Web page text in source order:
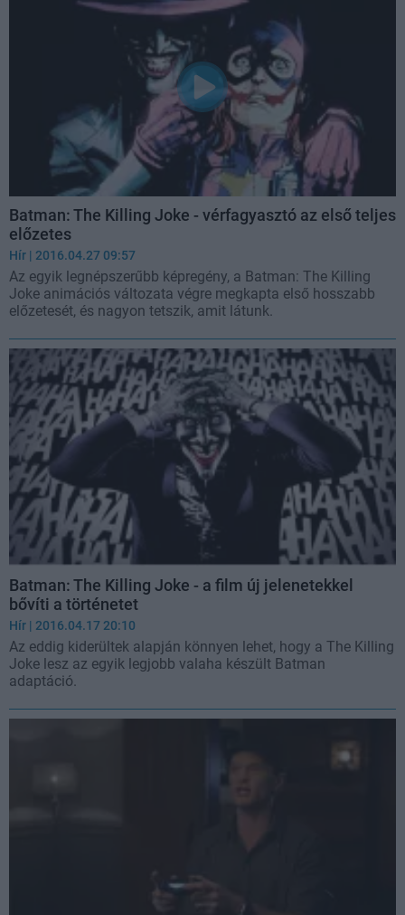
Batman: The Killing Joke - vérfagyasztó az első teljes
előzetes
Hír | 2016.04.27 09:57
Az egyik legnépszerűbb képregény, a Batman: The Killing
Joke animációs változata végre megkapta első hosszabb
előzetesét, és nagyon tetszik, amit látunk.
Batman: The Killing Joke - a film új jelenetekkel
bővíti a történetet
Hír | 2016.04.17 20:10
Az eddig kiderültek alapján könnyen lehet, hogy a The Killing
Joke lesz az egyik legjobb valaha készült Batman
adaptáció.